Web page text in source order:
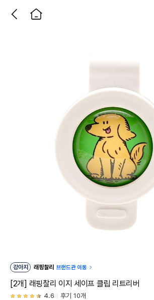
강아지 래핑찰리 브랜드관 이동
[2개] 래핑찰리 이지 세이프 클립 리트리버
4.6 후기 10개